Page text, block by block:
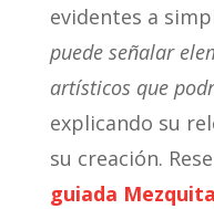
evidentes a
puede señalar
artísticos que
explicando su
su creación.
guiada